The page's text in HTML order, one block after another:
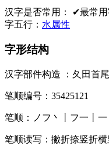
汉字是否常用： ✔最常
字五行： 水属性
字形结构
汉字部件构造 ： 夂田首
笔顺编号： 35425121
笔顺： ノフ丶丨フ一丨一
笔顺读写： 撇折捺竖折